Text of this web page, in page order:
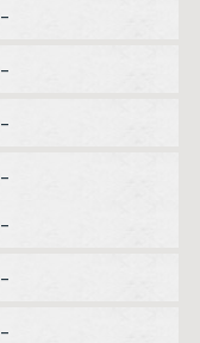
–
–
–
–
–
–
–